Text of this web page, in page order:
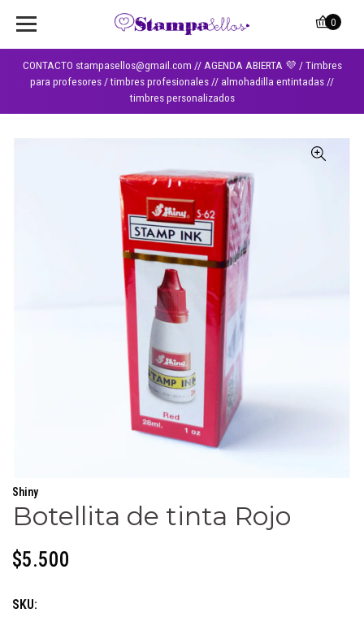
CONTACTO stampasellos@gmail.com // AGENDA ABIERTA 💜 / Timbres
para profesores / timbres profesionales // almohadilla entintadas //
timbres personalizados
0
Shiny
Botellita de tinta Rojo
$5.500
SKU: